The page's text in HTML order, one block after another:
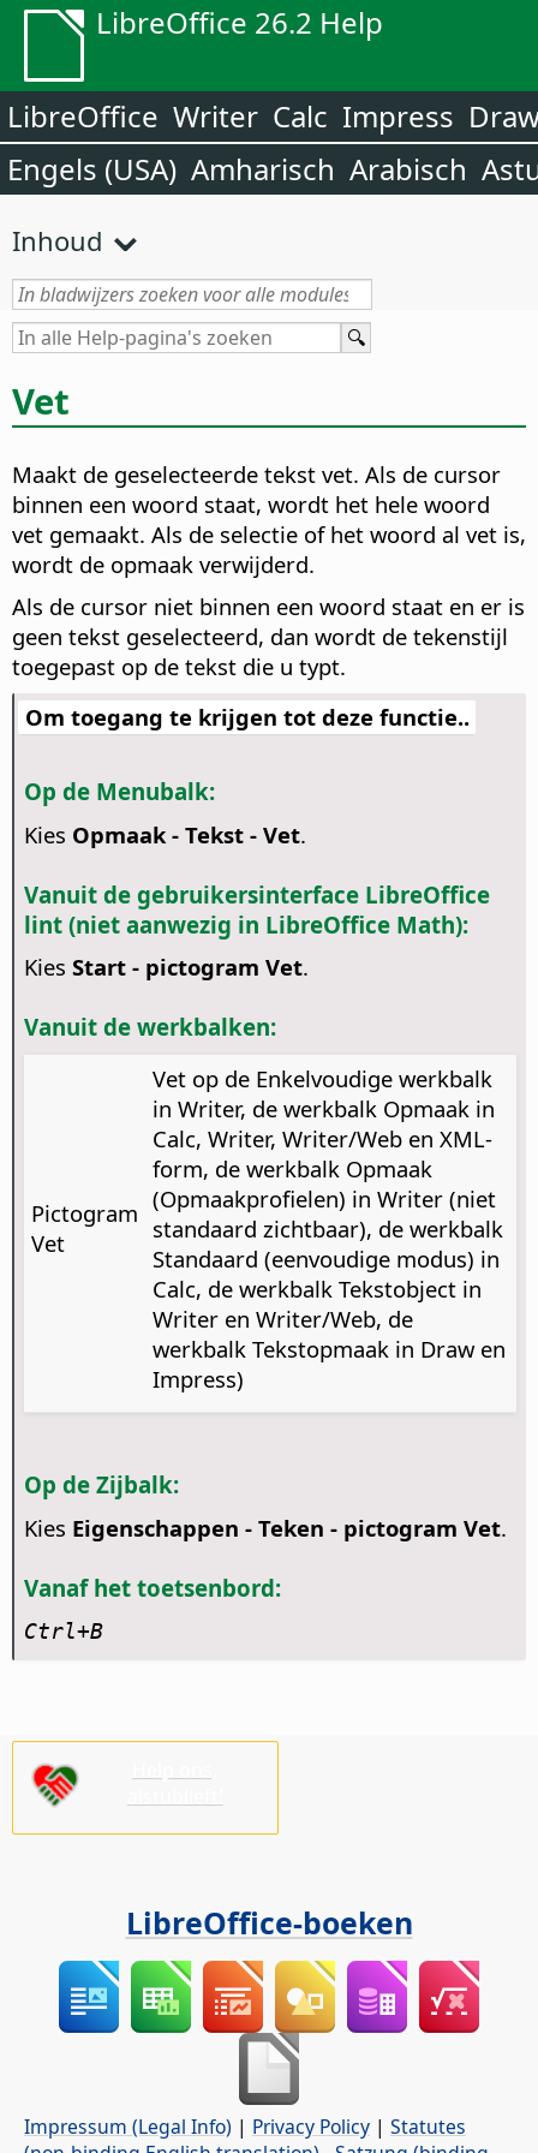
LibreOffice 26.2 Help
LibreOffice Writer Calc Impress
Engels (USA) Amharisch Arabisch
Inhoud
Vet
Maakt de geselecteerde tekst vet. Als de cursor
binnen een woord staat, wordt het hele woord
vet gemaakt. Als de selectie of het woord al vet is,
wordt de opmaak verwijderd.
Als de cursor niet binnen een woord staat en er is
geen tekst geselecteerd, dan wordt de tekenstijl
toegepast op de tekst die u typt.
Om toegang te krijgen tot deze functie..
Op de Menubalk:
Kies Opmaak - Tekst - Vet.
Vanuit de gebruikersinterface LibreOffice
lint (niet aanwezig in LibreOffice Math):
Kies Start - pictogram Vet.
Vanuit de werkbalken:
Pictogram
Vet
Vet op de Enkelvoudige werkbalk
in Writer, de werkbalk Opmaak in
Calc, Writer, Writer/Web en XML-
form, de werkbalk Opmaak
(Opmaakprofielen) in Writer (niet
standaard zichtbaar), de werkbalk
Standaard (eenvoudige modus) in
Calc, de werkbalk Tekstobject in
Writer en Writer/Web, de
werkbalk Tekstopmaak in Draw en
Impress)
Op de Zijbalk:
Kies Eigenschappen - Teken - pictogram Vet.
Vanaf het toetsenbord:
Ctrl+B
LibreOffice-boeken
Impressum (Legal Info) | Privacy Policy | Statutes